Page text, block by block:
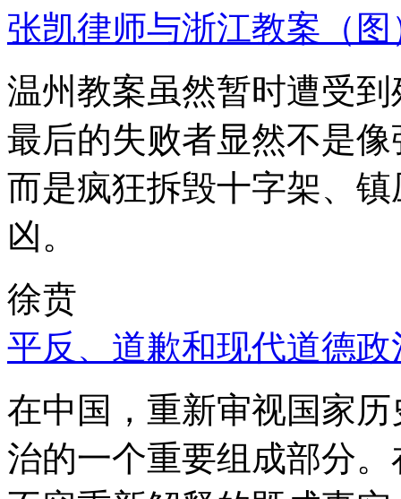
张凯律师与浙江教案（图
温州教案虽然暂时遭受
最后的失败者显然不是
而是疯狂拆毁十字架、
凶。
徐贲
平反、道歉和现代道德政
在中国，重新审视国家
治的一个重要组成部分